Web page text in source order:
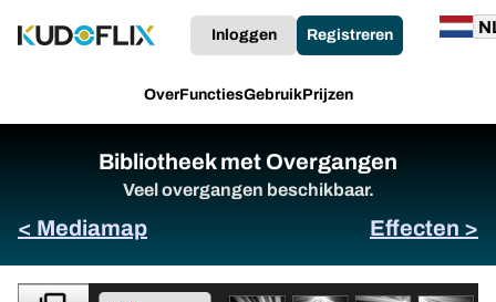
OverFunctiesGebruikPrijzen
Inloggen Registreren
Bibliotheek met Overgangen
Veel overgangen beschikbaar.
< Mediamap Effecten >